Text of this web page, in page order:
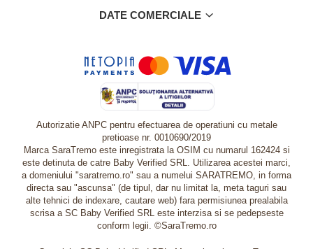
DATE COMERCIALE
Autorizatie ANPC pentru efectuarea de operatiuni cu metale
pretioase nr. 0010690/2019
Marca SaraTremo este inregistrata la OSIM cu numarul 162424 si
este detinuta de catre Baby Verified SRL. Utilizarea acestei marci,
a domeniului "saratremo.ro" sau a numelui SARATREMO, in forma
directa sau "ascunsa" (de tipul, dar nu limitat la, meta taguri sau
alte tehnici de indexare, cautare web) fara permisiunea prealabila
scrisa a SC Baby Verified SRL este interzisa si se pedepseste
conform legii. ©SaraTremo.ro